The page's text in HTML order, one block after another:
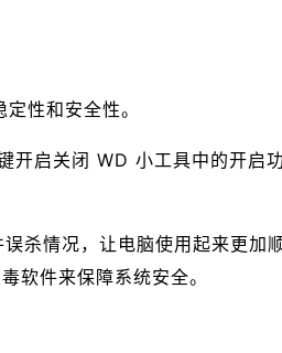
性和安全性。
启关闭 WD 小工具中的开启
杀情况，让电脑使用起来更加
软件来保障系统安全。